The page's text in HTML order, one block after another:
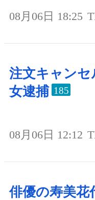
08月06日 18:25
注文キャンセ
女逮捕 185
08月06日 12:12
俳優の寿美花